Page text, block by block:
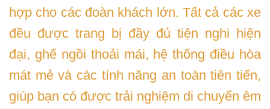
hợp cho các đoàn khách lớn. Tất cả các xe
đều được trang bị đầy đủ tiện nghi hiện
đại, ghế ngồi thoải mái, hệ thống điều hòa
mát mẻ và các tính năng an toàn tiên tiến,
giúp bạn có được trải nghiệm di chuyển êm